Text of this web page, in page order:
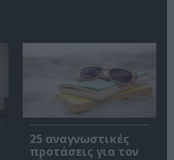
25 αναγνωστικές
προτάσεις για τον